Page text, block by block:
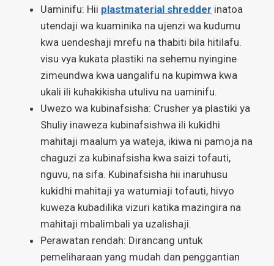
Uaminifu: Hii plastmaterial shredder inatoa
utendaji wa kuaminika na ujenzi wa kudumu
kwa uendeshaji mrefu na thabiti bila hitilafu.
visu vya kukata plastiki na sehemu nyingine
zimeundwa kwa uangalifu na kupimwa kwa
ukali ili kuhakikisha utulivu na uaminifu.
Uwezo wa kubinafsisha: Crusher ya plastiki ya
Shuliy inaweza kubinafsishwa ili kukidhi
mahitaji maalum ya wateja, ikiwa ni pamoja na
chaguzi za kubinafsisha kwa saizi tofauti,
nguvu, na sifa. Kubinafsisha hii inaruhusu
kukidhi mahitaji ya watumiaji tofauti, hivyo
kuweza kubadilika vizuri katika mazingira na
mahitaji mbalimbali ya uzalishaji.
Perawatan rendah: Dirancang untuk
pemeliharaan yang mudah dan penggantian